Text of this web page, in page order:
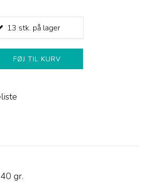
13 stk. på lager
FØJ TIL KURV
40 gr.